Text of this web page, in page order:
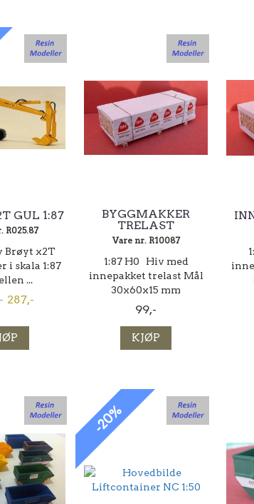
GUL 1:87
R025.87
Brøyt x2T
i skala 1:87
...
287,-
BYGGMAKKER
TRELAST
Vare nr. R10087
1:87 H0 Hiv med
innepakket trelast Mål
30x60x15 mm
99,-
KJØP
-20%